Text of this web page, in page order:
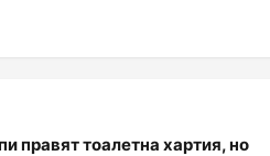
правят тоалетна хартия, но